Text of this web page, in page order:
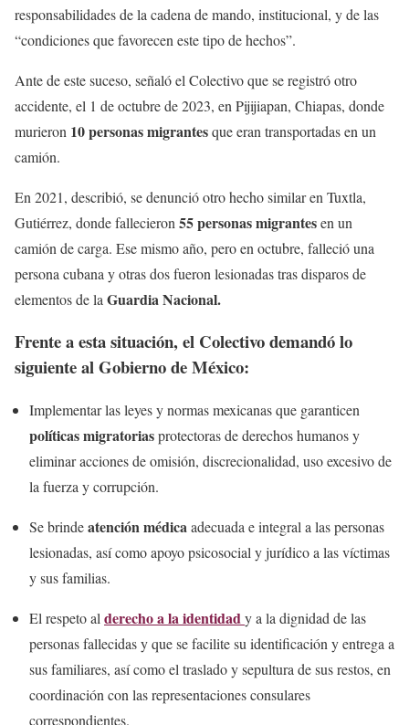
responsabilidades de la cadena de mando, institucional, y de las
“condiciones que favorecen este tipo de hechos”.
Ante de este suceso, señaló el Colectivo que se registró otro
accidente, el 1 de octubre de 2023, en Pijijiapan, Chiapas, donde
murieron 10 personas migrantesque eran transportadas en un
camión.
En 2021, describió, se denunció otro hecho similar en Tuxtla,
Gutiérrez, donde fallecieron 55 personas migrantesen un
camión de carga. Ese mismo año, pero en octubre, falleció una
persona cubana y otras dos fueron lesionadas tras disparos de
elementos de la Guardia Nacional.
Frente a esta situación, el Colectivo demandó lo
siguiente al Gobierno de México:
Implementar las leyes y normas mexicanas que garanticen
políticas migratoriasprotectoras de derechos humanos y
eliminar acciones de omisión, discrecionalidad, uso excesivo de
la fuerza y corrupción.
Se brindeatención médicaadecuada e integral a las personas
lesionadas, así como apoyo psicosocial y jurídico a las víctimas
y sus familias.
El respeto al derecho a la identidady a la dignidad de las
personas fallecidas y que se facilite su identificación y entrega a
sus familiares, así como el traslado y sepultura de sus restos, en
coordinación con las representaciones consulares
correspondientes.